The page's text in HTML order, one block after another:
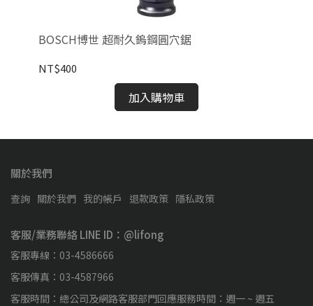
BOSCH博世 超耐久鎢鋼圓穴鋸
NT$400
加入購物車
關於我們
查詢 關於我們 我的帳戶 退款政策 隱私政策
客服/業務聯絡 LINE ID：@lifong
客服專線：03-4586666
客服傳真：03-4587966
客服時間：總公司及網路客服部門回應服務時間：週一 ~ 週五